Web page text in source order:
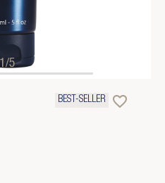
5
BEST-SELLER favorite_border